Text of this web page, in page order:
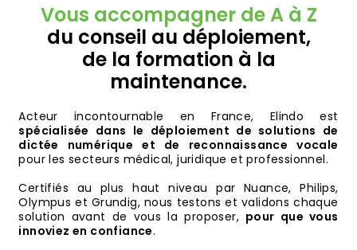
Vous accompagner de A à Z
du conseil au déploiement,
de la formation à la
maintenance.
Acteur incontournable en France, Elindo est
spécialisée dans le déploiement de solutions de
dictée numérique et de reconnaissance vocale
pour les secteurs médical, juridique et professionnel.
Certifiés au plus haut niveau par Nuance, Philips,
Olympus et Grundig, nous testons et validons chaque
solution avant de vous la proposer, pour que vous
innoviez en confiance.